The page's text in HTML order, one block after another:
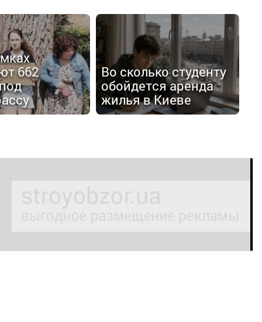
662
Во сколько студенту
обойдется аренда
жилья в Киеве